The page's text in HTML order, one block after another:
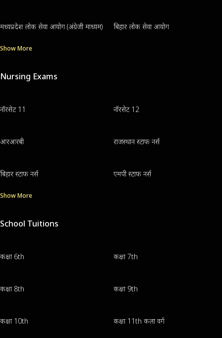
मध्यप्रदेश लोक सेवा आयोग (अंग्रेजी माध्यम) बिहार लोक सेवा आयोग
Show More
Nursing Exams
नॉरसेट 11 नॉरसेट 12
आरआरबी राजस्थान स्टाफ नर्स
बिहार स्टाफ नर्स एमपी स्टाफ नर्स
Show More
School Tuitions
कक्षा 6th कक्षा 7th
कक्षा 8th कक्षा 9th
कक्षा 10th कक्षा 11th कला वर्ग